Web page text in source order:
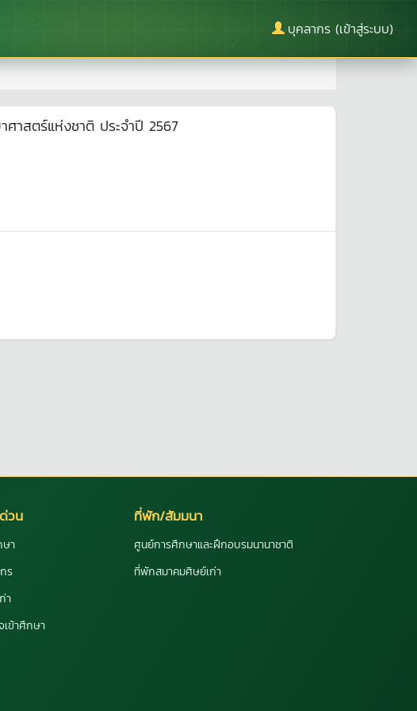
บุคลากร (เข้าสู่ระบบ)
าสตร์แห่งชาติ ประจำปี 2567
วน
า
ร
า
เข้าศึกษา
ที่พัก/สัมมนา
ศูนย์การศึกษาและฝึกอบรมนานาชาติ
ที่พักสมาคมศิษย์เก่า